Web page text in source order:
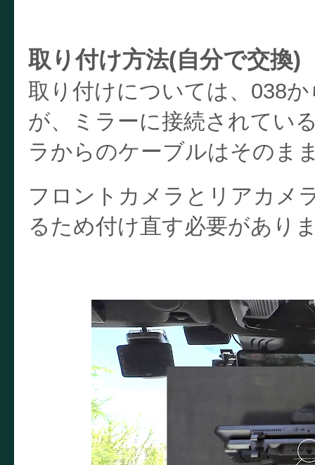
取り付け方法(自分で交換)
取り付けについては、038
が、ミラーに接続されてい
ラからのケーブルはそのま
フロントカメラとリアカメ
るため付け直す必要があり